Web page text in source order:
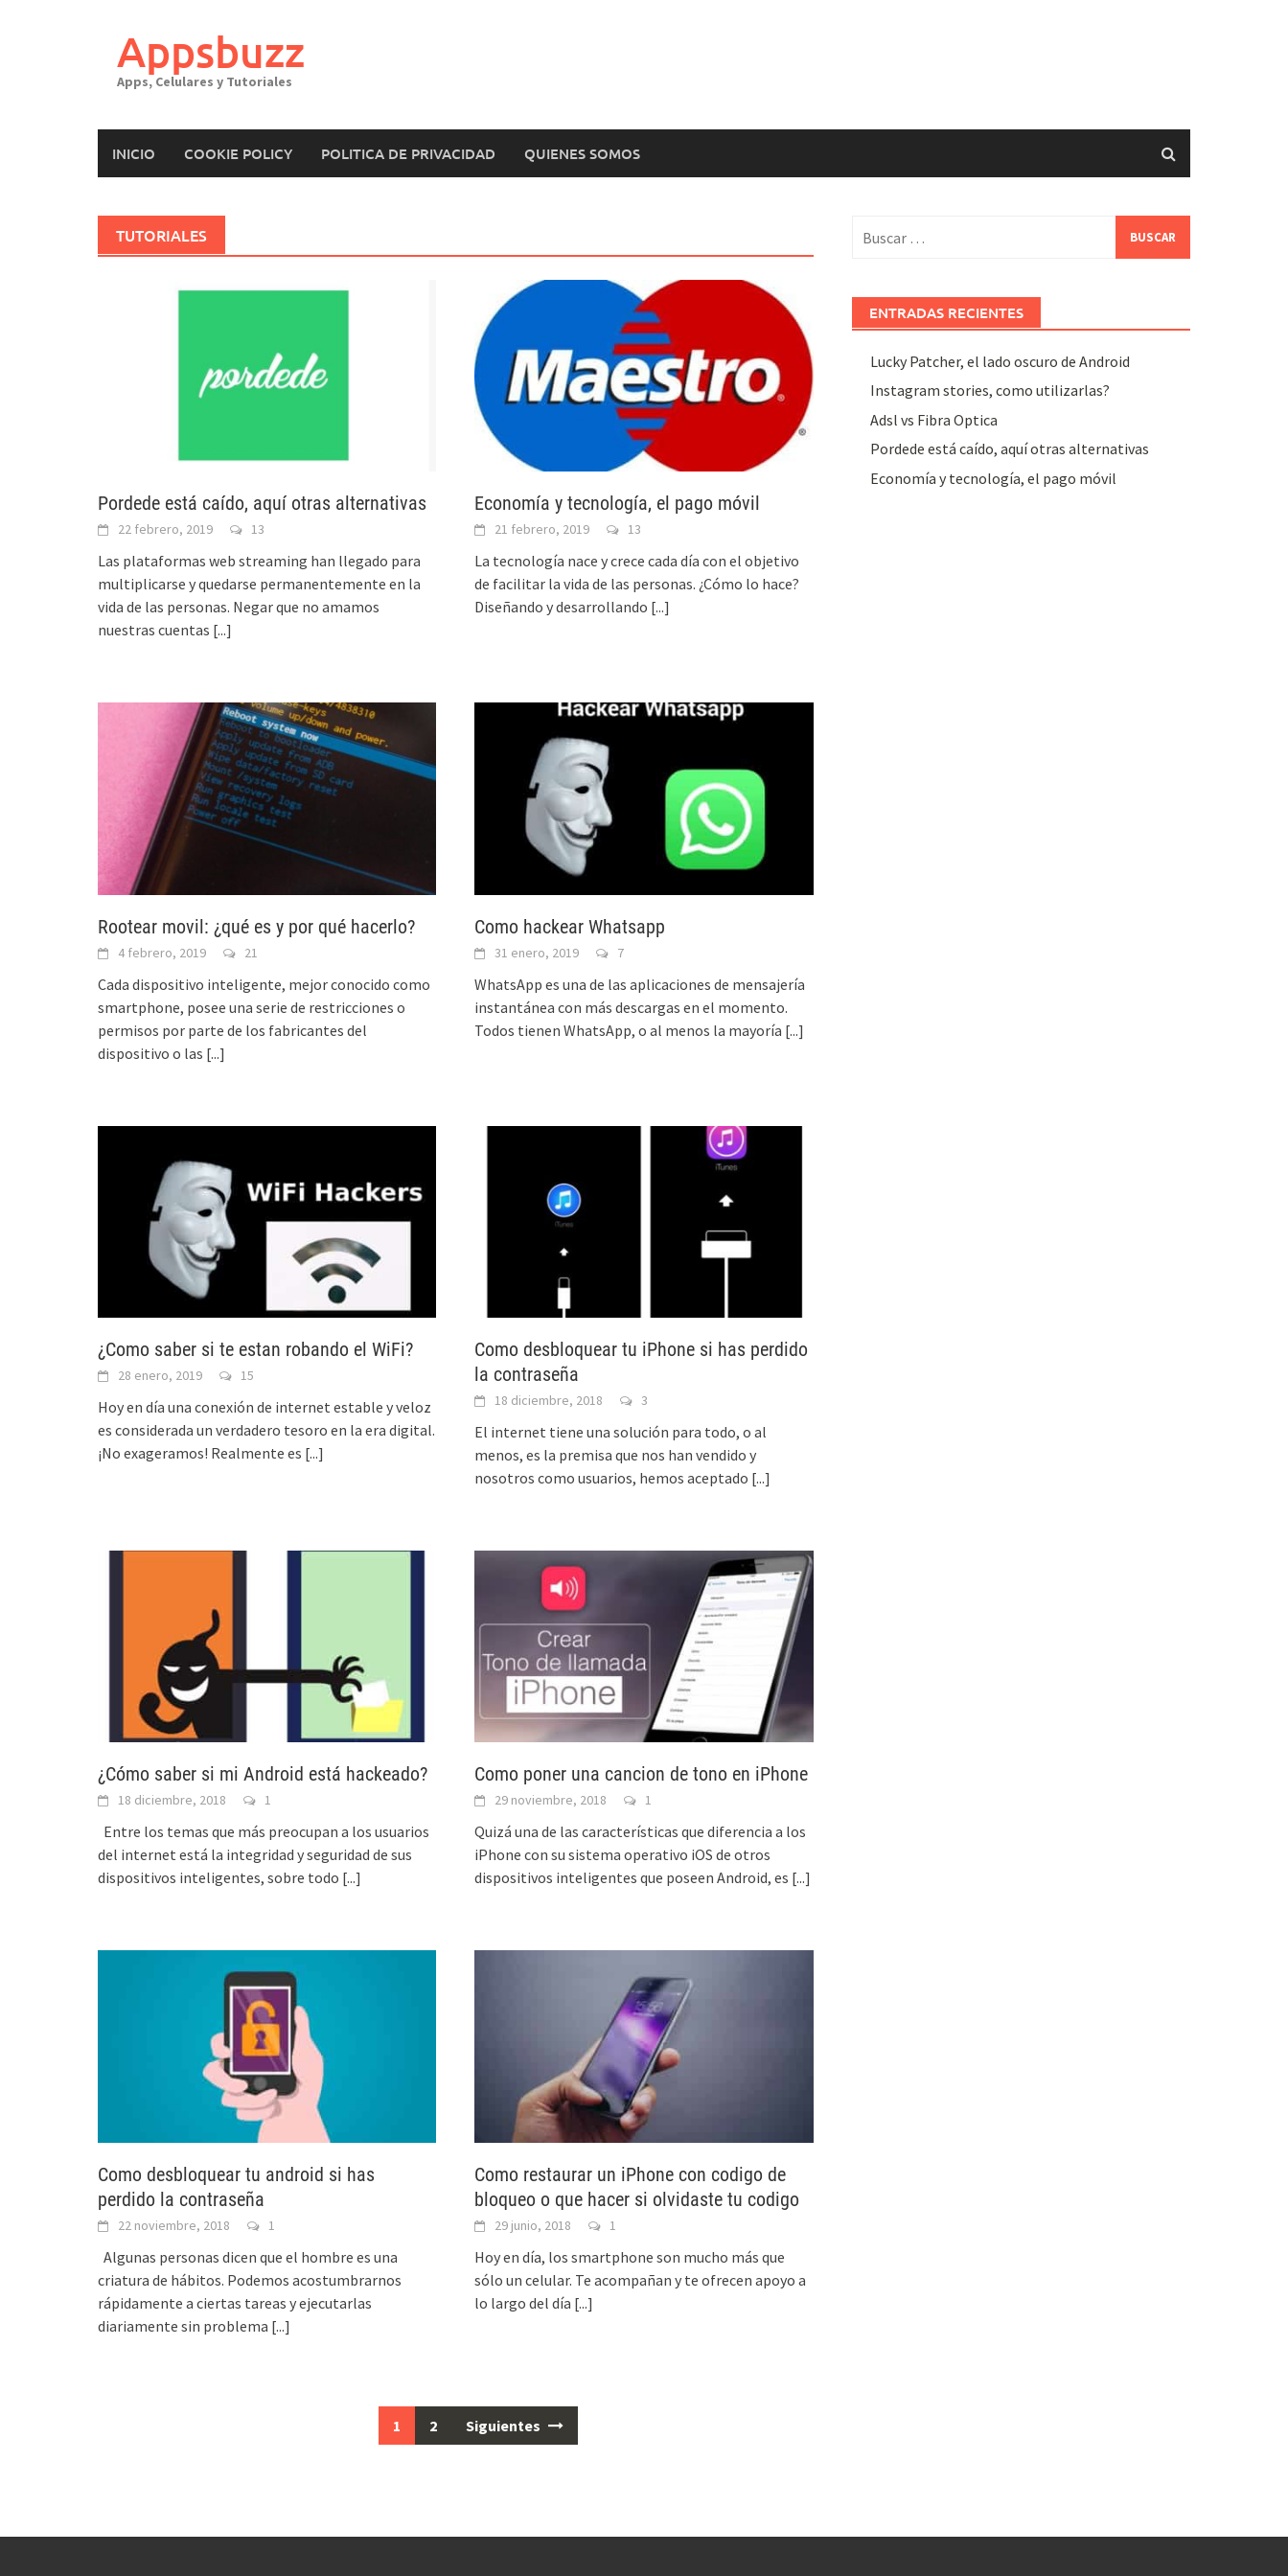
Appsbuzz
Apps, Celulares y Tutoriales
INICIO COOKIE POLICY POLITICA DE PRIVACIDAD QUIENES SOMOS
TUTORIALES
Pordede está caído, aquí otras alternativas
22 febrero, 2019 13
Las plataformas web streaming han llegado para
multiplicarse y quedarse permanentemente en la
vida de las personas. Negar que no amamos
nuestras cuentas [...]
Economía y tecnología, el pago móvil
21 febrero, 2019 13
La tecnología nace y crece cada día con el objetivo
de facilitar la vida de las personas. ¿Cómo lo hace?
Diseñando y desarrollando [...]
Rootear movil: ¿qué es y por qué hacerlo?
4 febrero, 2019 21
Cada dispositivo inteligente, mejor conocido como
smartphone, posee una serie de restricciones o
permisos por parte de los fabricantes del
dispositivo o las [...]
Como hackear Whatsapp
31 enero, 2019 7
WhatsApp es una de las aplicaciones de mensajería
instantánea con más descargas en el momento.
Todos tienen WhatsApp, o al menos la mayoría [...]
¿Como saber si te estan robando el WiFi?
28 enero, 2019 15
Hoy en día una conexión de internet estable y veloz
es considerada un verdadero tesoro en la era digital.
¡No exageramos! Realmente es [...]
Como desbloquear tu iPhone si has perdido
la contraseña
18 diciembre, 2018 3
El internet tiene una solución para todo, o al
menos, es la premisa que nos han vendido y
nosotros como usuarios, hemos aceptado [...]
¿Cómo saber si mi Android está hackeado?
18 diciembre, 2018 1
Entre los temas que más preocupan a los usuarios
del internet está la integridad y seguridad de sus
dispositivos inteligentes, sobre todo [...]
Como poner una cancion de tono en iPhone
29 noviembre, 2018 1
Quizá una de las características que diferencia a los
iPhone con su sistema operativo iOS de otros
dispositivos inteligentes que poseen Android, es [...]
Como desbloquear tu android si has
perdido la contraseña
22 noviembre, 2018 1
Algunas personas dicen que el hombre es una
criatura de hábitos. Podemos acostumbrarnos
rápidamente a ciertas tareas y ejecutarlas
diariamente sin problema [...]
Como restaurar un iPhone con codigo de
bloqueo o que hacer si olvidaste tu codigo
29 junio, 2018 1
Hoy en día, los smartphone son mucho más que
sólo un celular. Te acompañan y te ofrecen apoyo a
lo largo del día [...]
1 2 Siguientes
ENTRADAS RECIENTES
Lucky Patcher, el lado oscuro de Android
Instagram stories, como utilizarlas?
Adsl vs Fibra Optica
Pordede está caído, aquí otras alternativas
Economía y tecnología, el pago móvil